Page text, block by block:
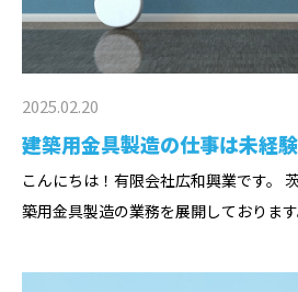
2025.02.20
建築用金具製造の仕事は未経
こんにちは！有限会社広和興業です。
築用金具製造の業務を展開しておりま